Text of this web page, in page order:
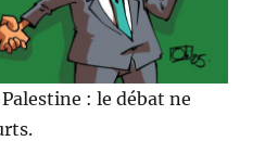
: le débat ne